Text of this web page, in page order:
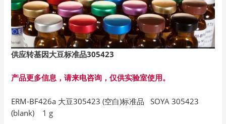
供应转基因大豆标准品305423
产品更多信息，请来电咨询，仅供实验室使用。
ERM-BF426a 大豆305423 (空白)标准品 SOYA 305423
(blank) 1 g